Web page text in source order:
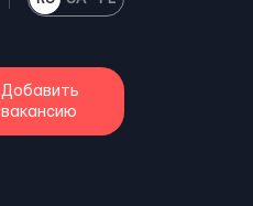
Добавить
вакансию